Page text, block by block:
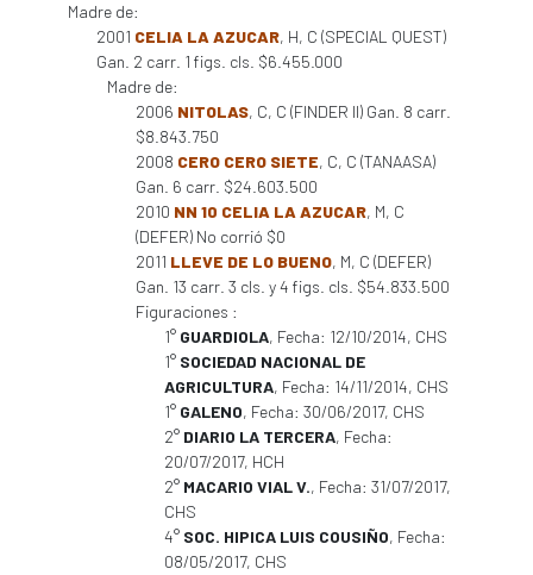
Madre de:
2001 CELIA LA AZUCAR, H, C (SPECIAL QUEST)
Gan. 2 carr. 1 figs. cls. $6.455.000
Madre de:
2006 NITOLAS, C, C (FINDER II) Gan. 8 carr.
$8.843.750
2008 CERO CERO SIETE, C, C (TANAASA)
Gan. 6 carr. $24.603.500
2010 NN 10 CELIA LA AZUCAR, M, C
(DEFER) No corrió $0
2011 LLEVE DE LO BUENO, M, C (DEFER)
Gan. 13 carr. 3 cls. y 4 figs. cls. $54.833.500
Figuraciones :
1° GUARDIOLA, Fecha: 12/10/2014, CHS
1° SOCIEDAD NACIONAL DE
AGRICULTURA, Fecha: 14/11/2014, CHS
1° GALENO, Fecha: 30/06/2017, CHS
2° DIARIO LA TERCERA, Fecha:
20/07/2017, HCH
2° MACARIO VIAL V., Fecha: 31/07/2017,
CHS
4° SOC. HIPICA LUIS COUSIÑO, Fecha:
08/05/2017, CHS